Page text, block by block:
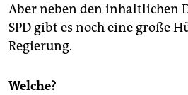
Aber neben den inhaltlichen
SPD gibt es noch eine große
Regierung.
Welche?